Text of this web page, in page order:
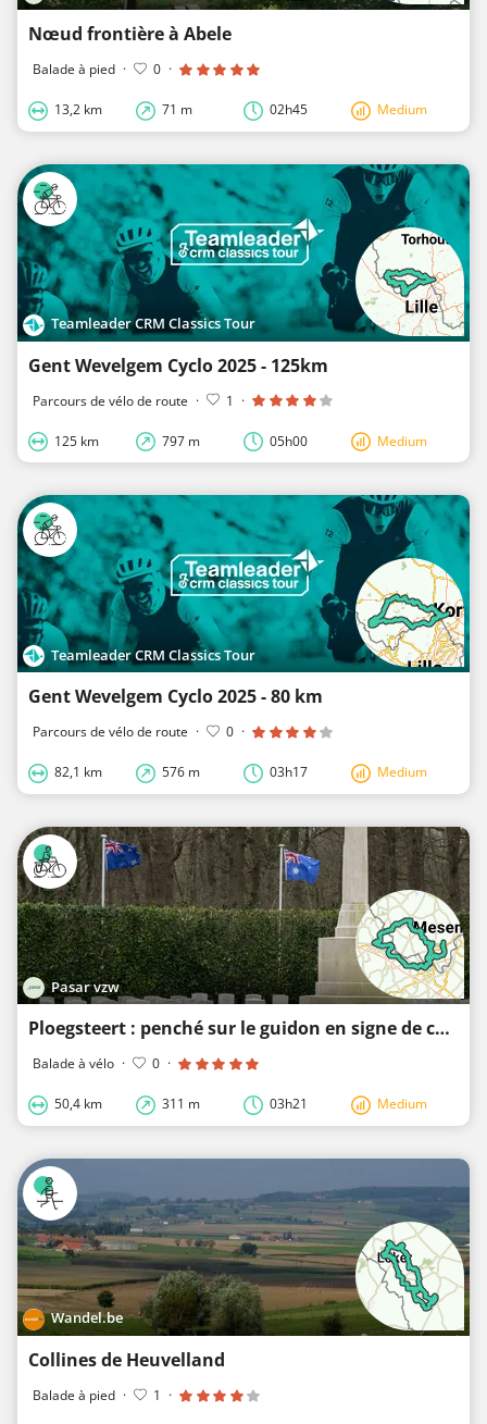
Nœud frontière à Abele
Balade à pied · 0 ·
13,2 km 71 m 02h45 Medium
Teamleader CRM Classics Tour
Gent Wevelgem Cyclo 2025 - 125km
Parcours de vélo de route · 1 ·
125 km 797 m 05h00 Medium
Teamleader CRM Classics Tour
Gent Wevelgem Cyclo 2025 - 80 km
Parcours de vélo de route · 0 ·
82,1 km 576 m 03h17 Medium
Pasar vzw
Ploegsteert : penché sur le guidon en signe de colère
Balade à vélo · 0 ·
50,4 km 311 m 03h21 Medium
Wandel.be
Collines de Heuvelland
Balade à pied · 1 ·